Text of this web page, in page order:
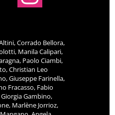
Corrado Bellora,
Manila Calipari,
Paolo Ciambi,
Christian Leo
Giuseppe Farinella,
Fracasso, Fabio
Gambino,
Marlène Jorrioz,